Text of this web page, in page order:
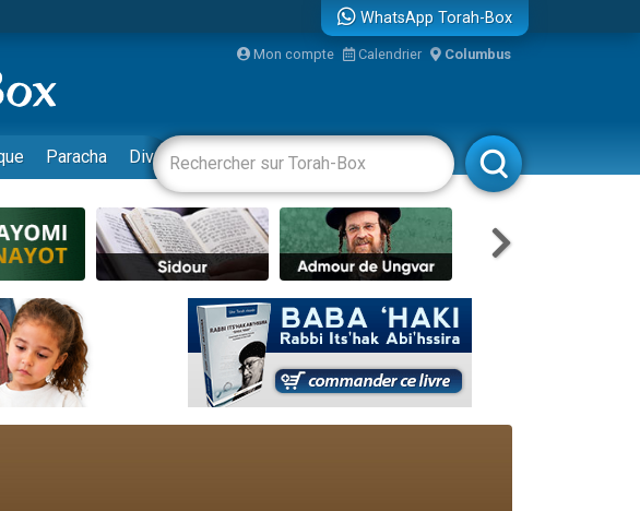
Orphelins
appartement insalubre
Yohan
WhatsApp Torah-Box
Mon compte Calendrier Columbus
Paracha Divertissements Livres Rabbanim